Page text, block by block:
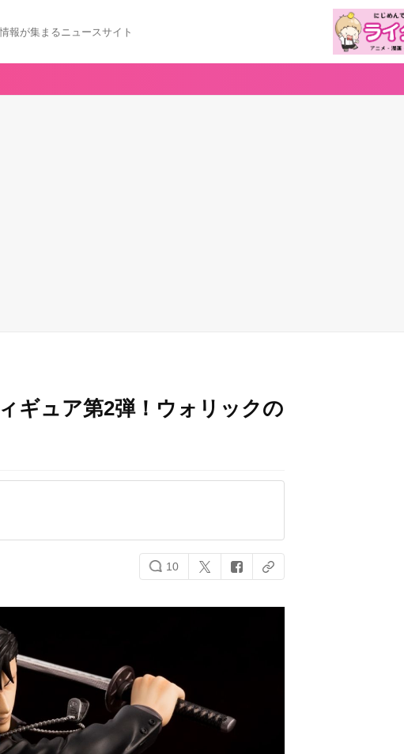
報が集まるニュースサイト
ギュア第2弾！ウォリックの
10